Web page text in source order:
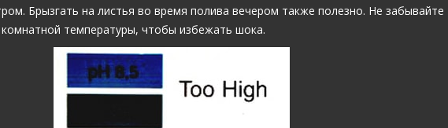
Брызгать на листья во время полива вечером также полезно. Не забывайте
температуры, чтобы избежать шока.